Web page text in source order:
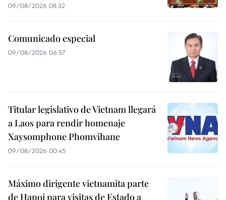
09/08/2026 08:32
Comunicado especial
09/08/2026 06:57
Titular legislativo de Vietnam llegará
a Laos para rendir homenaje
Xaysomphone Phomvihane
09/08/2026 00:45
Máximo dirigente vietnamita parte
de Hanoi para visitas de Estado a